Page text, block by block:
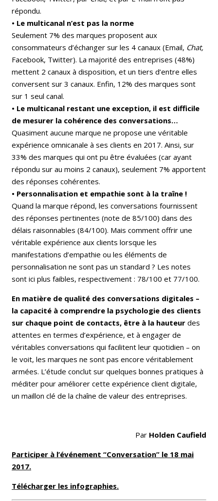
répondu.
• Le multicanal n’est pas la norme
Seulement 7% des marques proposent aux
consommateurs d’échanger sur les 4 canaux (Email, Chat,
Facebook, Twitter). La majorité des entreprises (48%)
mettent 2 canaux à disposition, et un tiers d’entre elles
conversent sur 3 canaux. Enfin, 12% des marques sont
sur 1 seul canal.
• Le multicanal restant une exception, il est difficile
de mesurer la cohérence des conversations…
Quasiment aucune marque ne propose une véritable
expérience omnicanale à ses clients en 2017. Ainsi, sur
33% des marques qui ont pu être évaluées (car ayant
répondu sur au moins 2 canaux), seulement 7% apportent
des réponses cohérentes.
• Personnalisation et empathie sont à la traîne !
Quand la marque répond, les conversations fournissent
des réponses pertinentes (note de 85/100) dans des
délais raisonnables (84/100). Mais comment offrir une
véritable expérience aux clients lorsque les
manifestations d’empathie ou les éléments de
personnalisation ne sont pas un standard ? Les notes
sont ici plus faibles, respectivement : 78/100 et 77/100.
En matière de qualité des conversations digitales –
la capacité à comprendre la psychologie des clients
sur chaque point de contacts, être à la hauteur des
attentes en termes d’expérience, et à engager de
véritables conversations qui facilitent leur quotidien – on
le voit, les marques ne sont pas encore véritablement
armées. L’étude conclut sur quelques bonnes pratiques à
méditer pour améliorer cette expérience client digitale,
un maillon clé de la chaîne de valeur des entreprises.
Par Holden Caufield
Participer à l’événement “Conversation” le 18 mai
2017.
Télécharger les infographies.